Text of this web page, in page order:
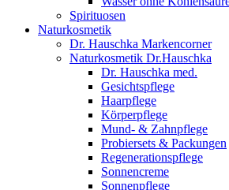
Spirituosen
Naturkosmetik
Dr. Hauschka Markencorner
Naturkosmetik Dr.Hauschka
Dr. Hauschka med.
Gesichtspflege
Haarpflege
Körperpflege
Mund- & Zahnpflege
Probiersets & Packungen
Regenerationspflege
Sonnencreme
Sonnenpflege